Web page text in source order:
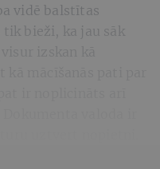
vidē balstītas
bieži, ka jau sāk